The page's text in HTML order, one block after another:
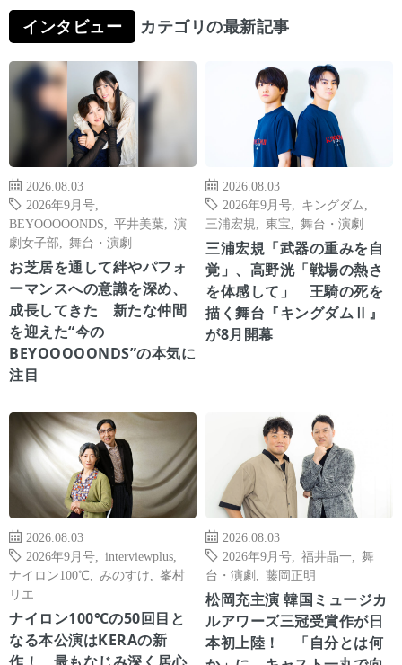
インタビュー カテゴリの最新記事
2026.08.03
2026年9月号
BEYOOOOONDS
平井美葉
演
劇女子部
舞台・演劇
お芝居を通して絆やパフォ
ーマンスへの意識を深め、
成長してきた 新たな仲間
を迎えた“今の
BEYOOOOONDS”の本気に
注目
2026.08.03
2026年9月号
キングダム
三浦宏規
東宝 舞台・演劇
三浦宏規「武器の重みを自
覚」、高野洸「戦場の熱さ
を体感して」 王騎の死を
描く舞台『キングダムⅡ』
が8月開幕
2026.08.03
2026年9月号
interviewplus
ナイロン100℃
みのすけ
峯村
リエ
ナイロン100℃の50回目と
なる本公演はKERAの新
作！ 最もなじみ深く居心
2026.08.03
2026年9月号
福井晶一
舞
台・演劇
藤岡正明
松岡充主演 韓国ミュージカ
ルアワーズ三冠受賞作が日
本初上陸！ 「自分とは何